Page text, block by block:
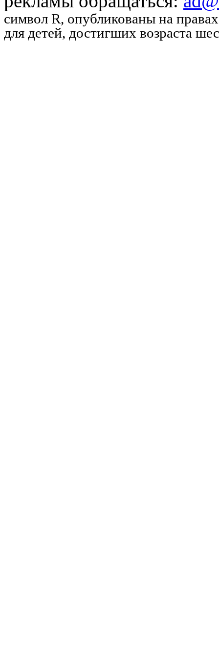
символ R, опубликованы на
для детей, достигших возраста